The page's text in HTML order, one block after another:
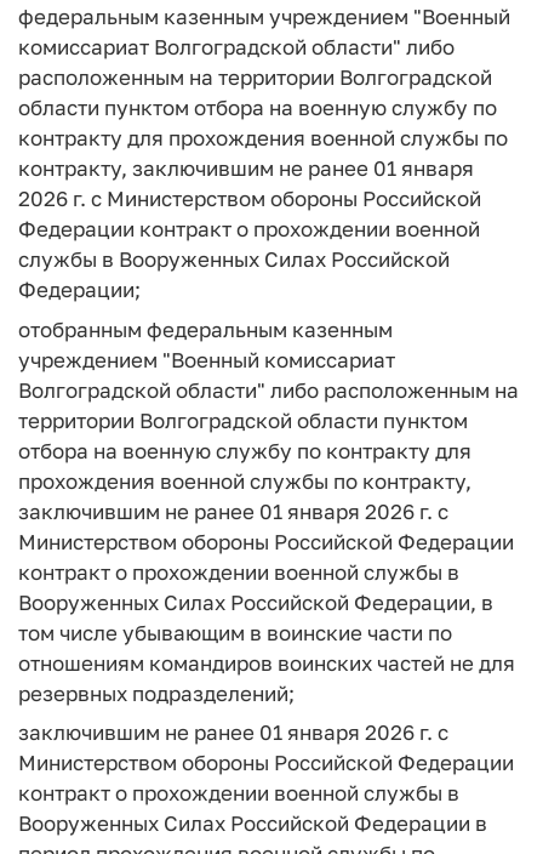
федеральным казенным учреждением "Военный
комиссариат Волгоградской области" либо
расположенным на территории Волгоградской
области пунктом отбора на военную службу по
контракту для прохождения военной службы по
контракту, заключившим не ранее 01 января
2026 г. с Министерством обороны Российской
Федерации контракт о прохождении военной
службы в Вооруженных Силах Российской
Федерации;
отобранным федеральным казенным
учреждением "Военный комиссариат
Волгоградской области" либо расположенным на
территории Волгоградской области пунктом
отбора на военную службу по контракту для
прохождения военной службы по контракту,
заключившим не ранее 01 января 2026 г. с
Министерством обороны Российской Федерации
контракт о прохождении военной службы в
Вооруженных Силах Российской Федерации, в
том числе убывающим в воинские части по
отношениям командиров воинских частей не для
резервных подразделений;
заключившим не ранее 01 января 2026 г. с
Министерством обороны Российской Федерации
контракт о прохождении военной службы в
Вооруженных Силах Российской Федерации в